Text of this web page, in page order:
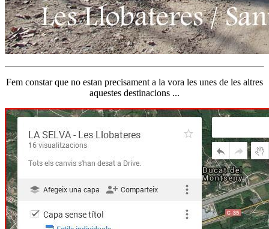
Fem constar que no estan precisament a la vora les unes de les altres
aquestes destinacions ...